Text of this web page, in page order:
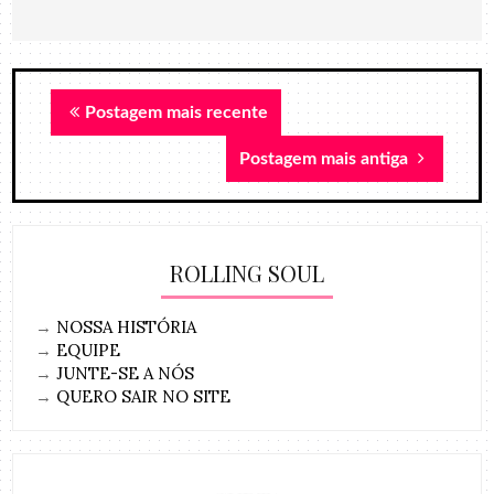
Postagem mais recente
Postagem mais antiga
ROLLING SOUL
→ NOSSA HISTÓRIA
→ EQUIPE
→JUNTE-SE A NÓS
→ QUERO SAIR NO SITE